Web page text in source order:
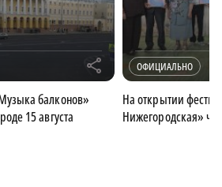
r
балконов»
15 августа
ОФИЦИАЛЬНО
На открытии
Нижегородская»